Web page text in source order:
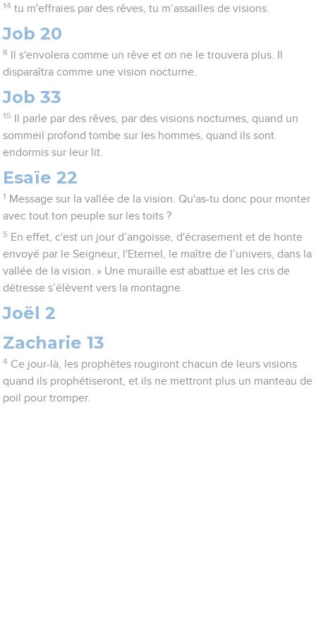
14 tu m'effraies par des rêves, tu m’assailles de visions.
Job 20
8
Il s'envolera comme un rêve et on ne le trouvera plus. Il
disparaîtra comme une vision nocturne.
Job 33
15
Il parle par des rêves, par des visions nocturnes, quand un
sommeil profond tombe sur les hommes, quand ils sont
endormis sur leur lit.
Esaïe 22
1 Message sur la vallée de la vision. Qu'as-tu donc pour monter
avec tout ton peuple sur les toits ?
5 En effet, c'est un jour d’angoisse, d'écrasement et de honte
envoyé par le Seigneur, l'Eternel, le maître de l’univers, dans la
vallée de la vision. » Une muraille est abattue et les cris de
détresse s’élèvent vers la montagne.
Joël 2
Zacharie 13
4 Ce jour-là, les prophètes rougiront chacun de leurs visions
quand ils prophétiseront, et ils ne mettront plus un manteau de
poil pour tromper.